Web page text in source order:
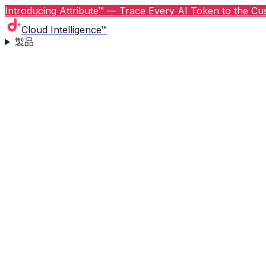
Introducing Attribute™ — Trace Every AI Token to the
Cloud Intelligence™
製品